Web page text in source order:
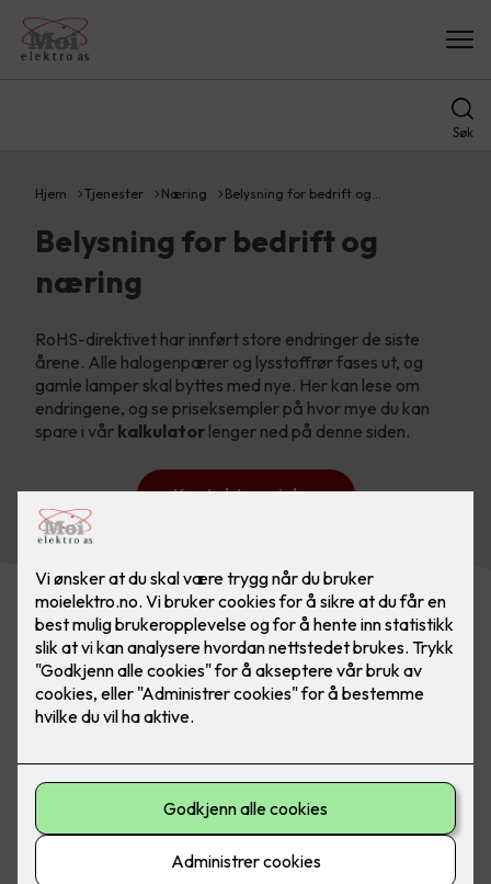
Søk
Hjem Tjenester Næring Belysning for bedrift og…
Belysning for bedrift og
næring
RoHS-direktivet har innført store endringer de siste
årene. Alle halogenpærer og lysstoffrør fases ut, og
gamle lamper skal byttes med nye. Her kan lese om
endringene, og se priseksempler på hvor mye du kan
spare i vår kalkulator lenger ned på denne siden.
Kontakt oss i dag